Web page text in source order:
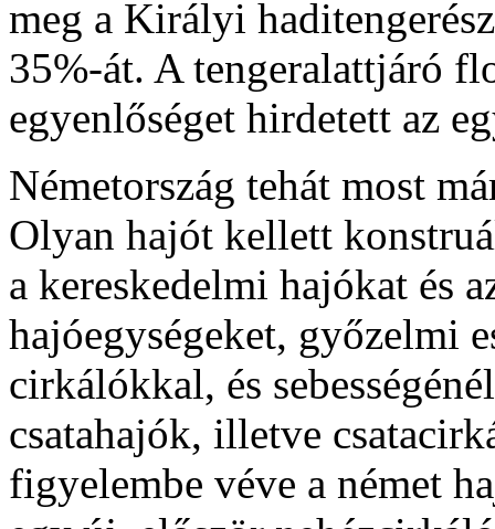
meg a Királyi
35%-át. A tengeralattjáró
egyenlőséget hirdetett az
Németország tehát most
Olyan hajót kellett
a kereskedelmi hajókat és
hajóegységeket, győzelmi
cirkálókkal, és
csatahajók, illetve
figyelembe véve a német